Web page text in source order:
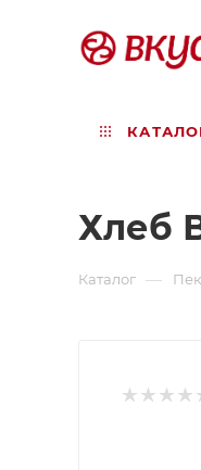
Хлеб
Каталог —